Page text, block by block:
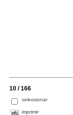
10 / 166
seleccionar
imprimir